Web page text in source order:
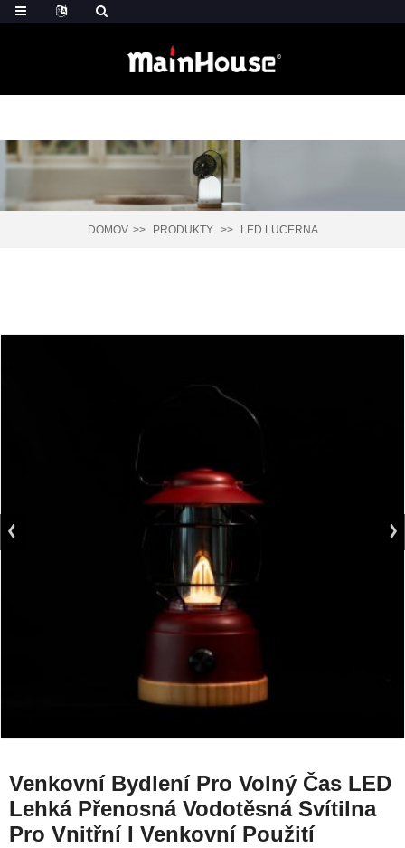
DOMOV PRODUKTY LED LUCERNA
Venkovní Bydlení Pro Volný Čas LED
Lehká Přenosná Vodotěsná Svítilna
Pro Vnitřní I Venkovní Použití